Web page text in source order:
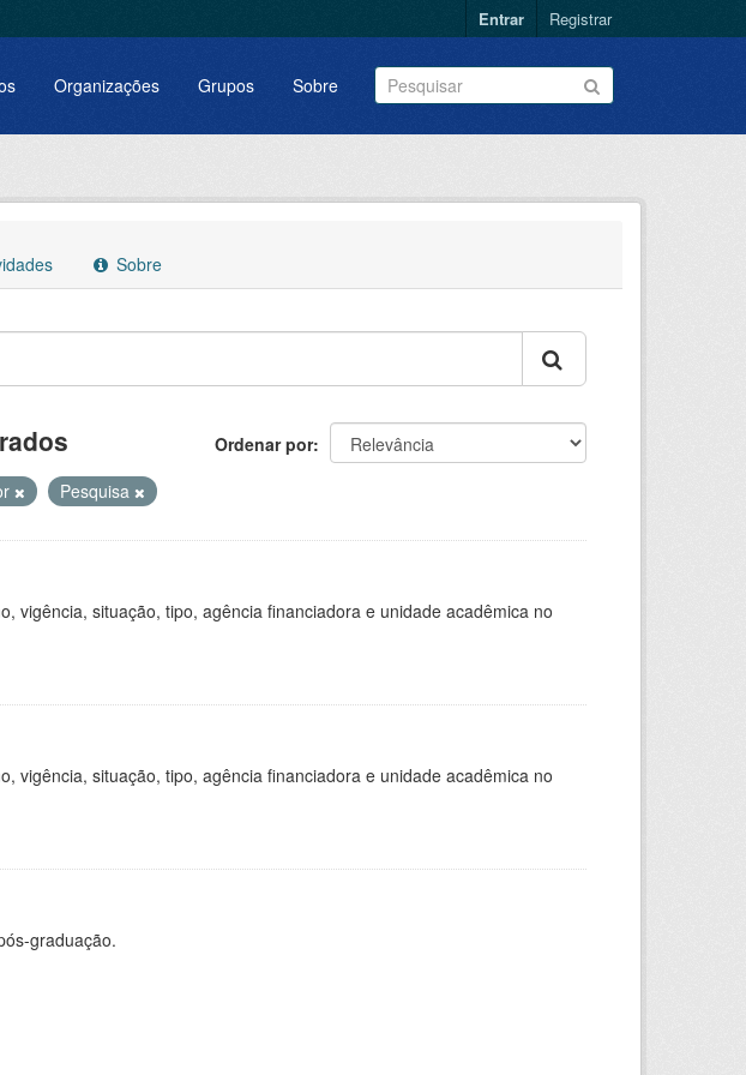
Entrar Registrar
Organizações Grupos Sobre
Sobre
Ordenar por
Pesquisa
vigência, situação, tipo, agência financiadora e unidade acadêmica no
vigência, situação, tipo, agência financiadora e unidade acadêmica no
graduação.